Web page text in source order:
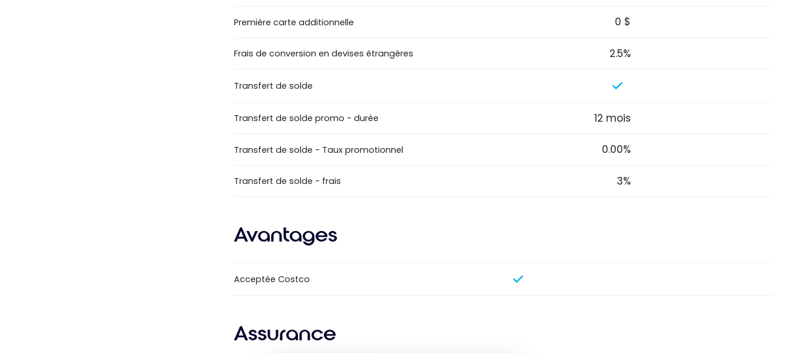
Première carte additionnelle 0 $
Frais de conversion en devises étrangères 2.5%
Transfert de solde
Transfert de solde promo - durée 12 mois
Transfert de solde - Taux promotionnel 0.00%
Transfert de solde - frais 3%
Avantages
Acceptée Costco
Assurance